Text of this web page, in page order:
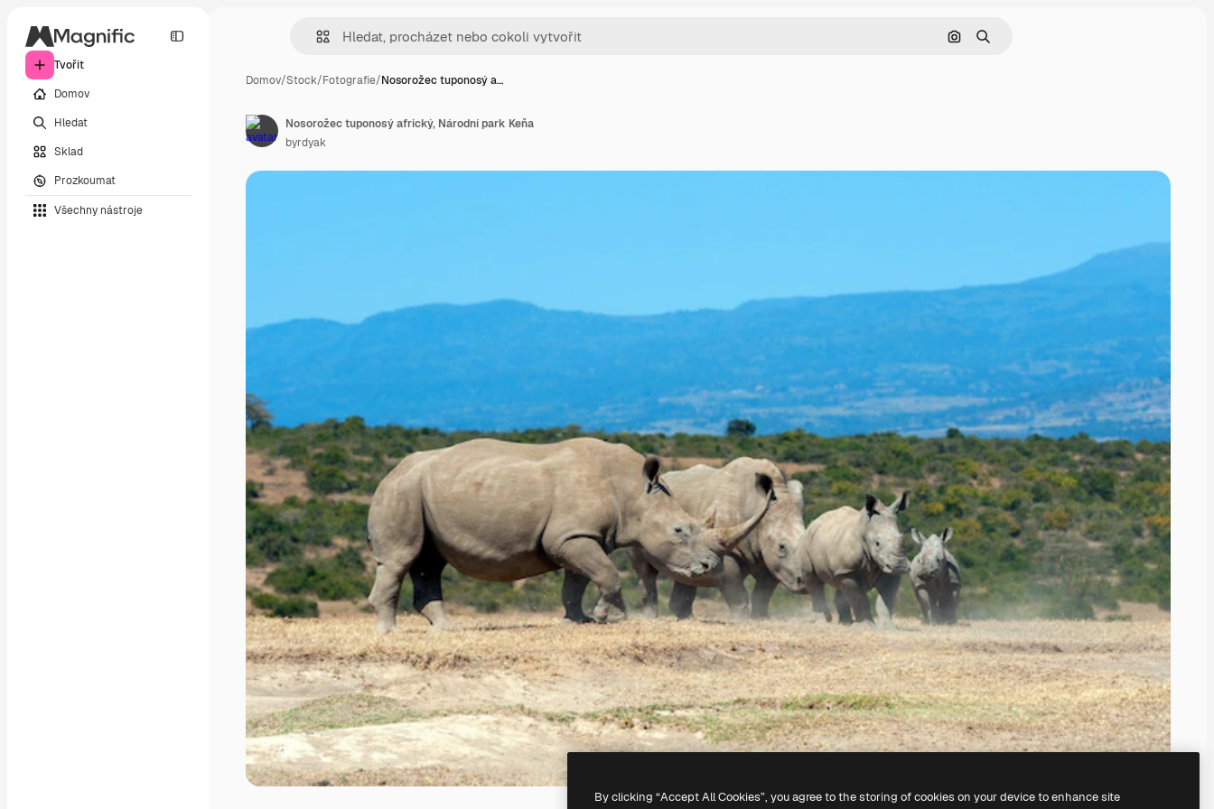
Tvořit
Domov
Hledat
Sklad
Prozkoumat
Všechny nástroje
Hledat podle obrázku
Hledat
Domov/Stock/Fotografie/Nosorožec tuponosý a…
Nosorožec tuponosý africký, Národní park Keňa
byrdyak
By clicking “Accept All Cookies”, you agree to the storing of cookies on your device to enhance site